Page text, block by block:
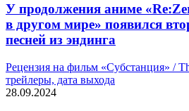
У продолжения аниме
в другом мире» появился
песней из эндинга
Рецензия на фильм «Субстанция» /
трейлеры, дата выхода
28.09.2024